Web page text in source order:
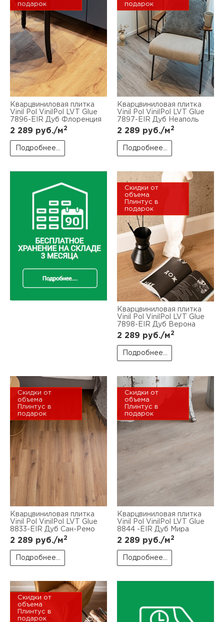
подарок
Кварцвиниловая плитка
Vinil Pol VinilPol LVT Glue
7896-EIR Дуб Флоренция
2 289 руб./м2
Подробнее...
подарок
Кварцвиниловая плитка
Vinil Pol VinilPol LVT Glue
7897-EIR Дуб Неаполь
2 289 руб./м2
Подробнее...
Скидки от
объема
Плинтус в
подарок
Кварцвиниловая плитка
Vinil Pol VinilPol LVT Glue
7898-EIR Дуб Верона
2 289 руб./м2
Подробнее...
Скидки от
объема
Плинтус в
подарок
Кварцвиниловая плитка
Vinil Pol VinilPol LVT Glue
8833-EIR Дуб Сан-Ремо
2 289 руб./м2
Подробнее...
Скидки от
объема
Плинтус в
подарок
Кварцвиниловая плитка
Vinil Pol VinilPol LVT Glue
8844 -EIR Дуб Мира
2 289 руб./м2
Подробнее...
Скидки от
объема
Плинтус в
подарок